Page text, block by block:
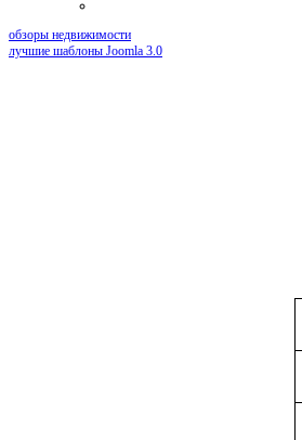
обзоры недвижимости
лучшие шаблоны Joomla 3.0